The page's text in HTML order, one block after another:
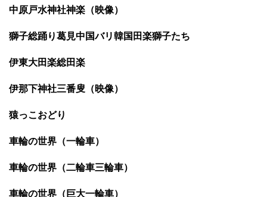
中原戸水神社神楽（映像）
獅子総踊り葛見中国バリ韓国田楽獅子たち
伊東大田楽総田楽
伊那下神社三番叟（映像）
猿っこおどり
車輪の世界（一輪車）
車輪の世界（二輪車三輪車）
車輪の世界（巨大一輪車）